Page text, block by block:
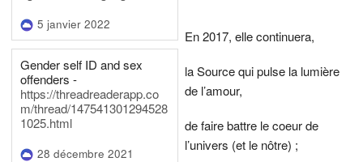
5 janvier 2022
Gender self ID and sex
offenders -
https://threadreaderapp.co
m/thread/147541301294528
1025.html
28 décembre 2021
En 2017, elle continuera,
la Source qui pulse la lumière
de l’amour,
de faire battre le coeur de
l’univers (et le nôtre) ;